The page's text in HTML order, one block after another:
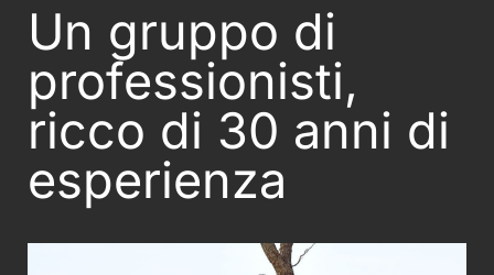
Un gruppo di
professionisti,
ricco di 30 anni di
esperienza